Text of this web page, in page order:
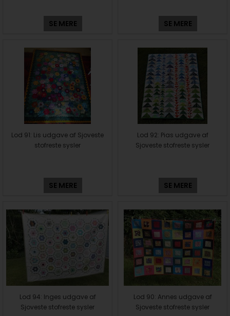
SE MERE SE MERE
Lod 91: Lis udgave af Sjoveste
stofreste sysler
SE MERE
Lod 92: Pias udgave af
Sjoveste stofreste sysler
SE MERE
Lod 94: Inges udgave af
Sjoveste stofreste sysler
Lod 90: Annes udgave af
Sjoveste stofreste sysler